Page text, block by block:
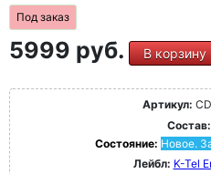
Под заказ
5999 руб. В корзину
Артикул:
Состав:
Состояние: Новое.
Лейбл: K-Tel